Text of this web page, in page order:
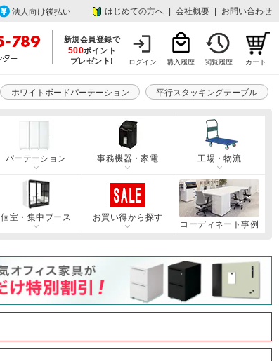
法人向け後払い はじめての方へ 会社概要 お問い合わせ
新規会員登録で
500ポイント
プレゼント!
ログイン 購入履歴 閲覧履歴 カート
ホワイトボードパーテーション 平行スタッキングテーブル
パーテーション 事務機器・家電 工場・物流
個室・集中ブース
お買い得から探す
コーディネート事例